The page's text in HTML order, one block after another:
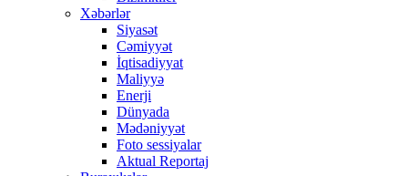
Xəbərlər
Siyasət
Cəmiyyət
İqtisadiyyat
Maliyyə
Enerji
Dünyada
Mədəniyyət
Foto sessiyalar
Aktual Reportaj